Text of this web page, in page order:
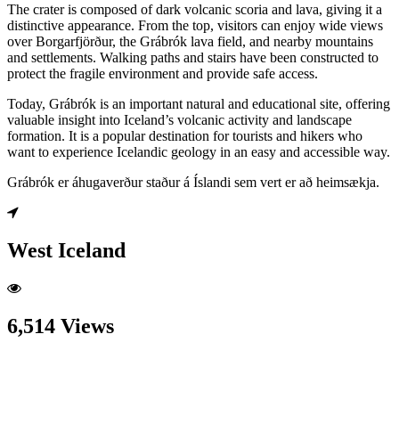
The crater is composed of dark volcanic scoria and lava, giving it a
distinctive appearance. From the top, visitors can enjoy wide views
over Borgarfjörður, the Grábrók lava field, and nearby mountains
and settlements. Walking paths and stairs have been constructed to
protect the fragile environment and provide safe access.
Today, Grábrók is an important natural and educational site, offering
valuable insight into Iceland’s volcanic activity and landscape
formation. It is a popular destination for tourists and hikers who
want to experience Icelandic geology in an easy and accessible way.
Grábrók er áhugaverður staður á Íslandi sem vert er að heimsækja.
West Iceland
6,514 Views